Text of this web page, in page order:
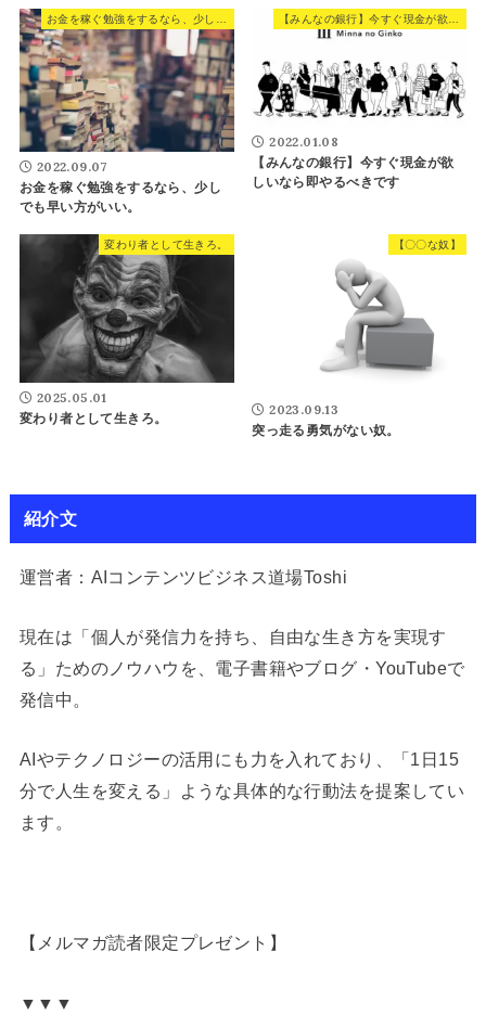
2022.09.07
お金を稼ぐ勉強をするなら、少し
でも早い方がいい。
2022.01.08
【みんなの銀行】今すぐ現金が欲
しいなら即やるべきです
変わり者として生きろ。
2025.05.01
変わり者として生きろ。
【〇〇な奴】
2023.09.13
突っ走る勇気がない奴。
紹介文
運営者：AIコンテンツビジネス道場Toshi
現在は「個人が発信力を持ち、自由な生き方を実現す
る」ためのノウハウを、電子書籍やブログ・YouTubeで
発信中。
AIやテクノロジーの活用にも力を入れており、「1日15
分で人生を変える」ような具体的な行動法を提案してい
ます。
【メルマガ読者限定プレゼント】
▼▼▼